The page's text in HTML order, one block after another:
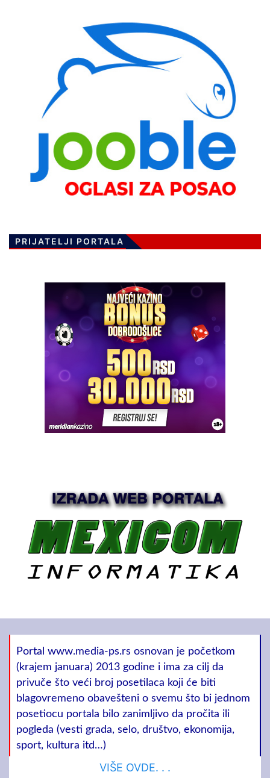
PRIJATELJI PORTALA
Portal www.media-ps.rs osnovan je početkom
(krajem januara) 2013 godine i ima za cilj da
privuče što veći broj posetilaca koji će biti
blagovremeno obavešteni o svemu što bi jednom
posetiocu portala bilo zanimljivo da pročita ili
pogleda (vesti grada, selo, društvo, ekonomija,
sport, kultura itd…)
VIŠE OVDE. . .